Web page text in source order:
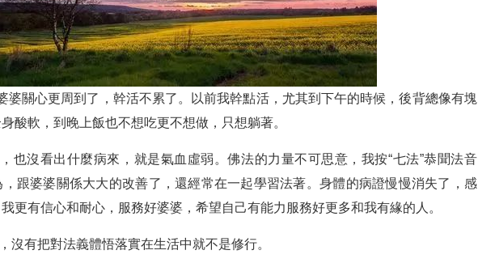
婆關心更周到了，幹活不累了。以前我幹點活，尤其到下午的時候，後背總像有塊
酸軟，到晚上飯也不想吃更不想做，只想躺著。
也沒看出什麼病來，就是氣血虛弱。佛法的力量不可思意，我按“七法”恭聞法音
跟婆婆關係大大的改善了，還經常在一起學習法著。身體的病證慢慢消失了，感
更有信心和耐心，服務好婆婆，希望自己有能力服務好更多和我有緣的人。
沒有把對法義體悟落實在生活中就不是修行。